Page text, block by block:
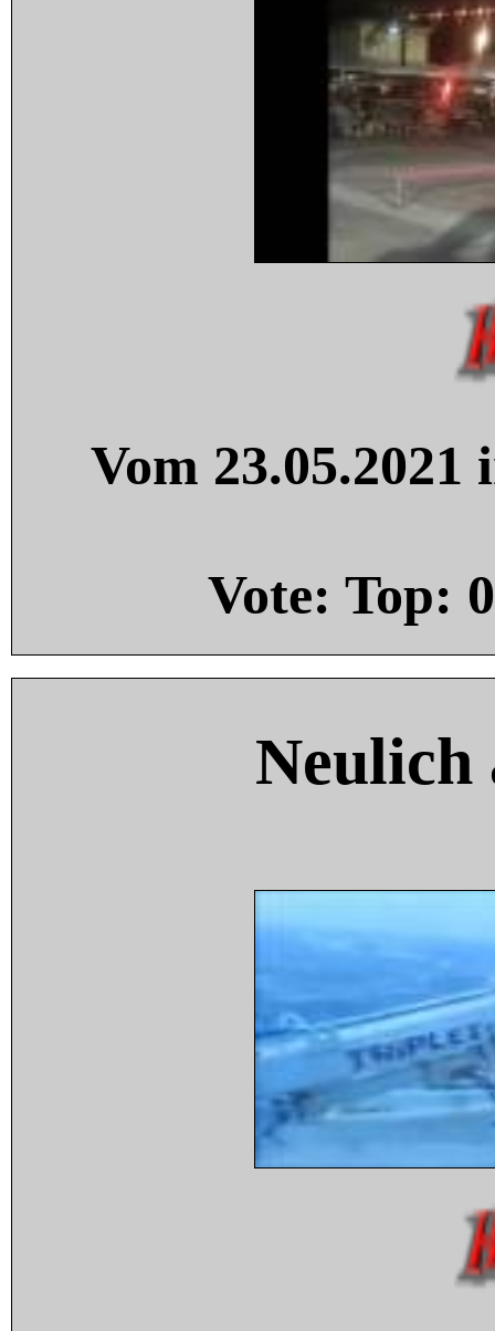
Vom
Vote: Top: 0
Neulich